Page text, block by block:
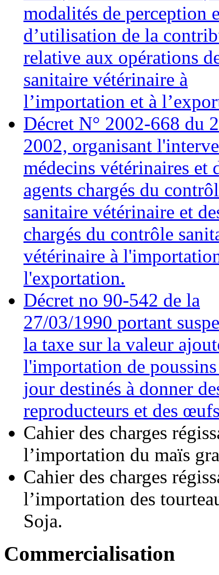
modalités de perception
d’utilisation de la
relative aux opérations
sanitaire vétérinaire à
l’importation et à
Décret N° 2002-668 du
2002, organisant
médecins vétérinaires et
agents chargés du
sanitaire vétérinaire et
chargés du contrôle
vétérinaire à
l'exportation.
Décret no 90-542 de la
27/03/1990 portant
la taxe sur la valeur
l'importation de
jour destinés à donner
reproducteurs et des
Cahier des charges
l’importation du maïs
Cahier des charges
l’importation des
Soja.
Commercialisation